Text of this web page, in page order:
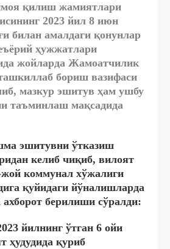
қилиш жамиятлари
2023 йил 8 июн
билан амалдаги қонунлар
ҳужжатлари
жойларда Жамоатчилик
бориш вазифаси
мазкур эшитув ҳам ушбу
таъминлаш мақсадида
эшитувни ўтказиш
келиб чиқиб, вилоят
коммунал хўжалиги
қуйидаги йўналишларда
берилиши сўралди:
йилнинг ўтган 6 ойи
ҳудудида қуриб